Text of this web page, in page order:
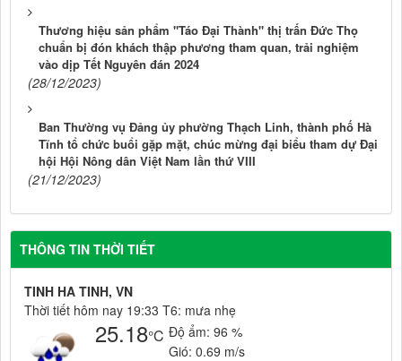
Thương hiệu sản phẩm "Táo Đại Thành" thị trấn Đức Thọ
chuẩn bị đón khách thập phương tham quan, trải nghiệm
vào dịp Tết Nguyên đán 2024
(28/12/2023)
Ban Thường vụ Đảng ủy phường Thạch Linh, thành phố Hà
Tĩnh tổ chức buổi gặp mặt, chúc mừng đại biểu tham dự Đại
hội Hội Nông dân Việt Nam lần thứ VIII
(21/12/2023)
THÔNG TIN THỜI TIẾT
TINH HA TINH, VN
Thời tiết hôm nay 19:33 T6: mưa nhẹ
25.18°C Độ ẩm: 96 %
Gió: 0.69 m/s